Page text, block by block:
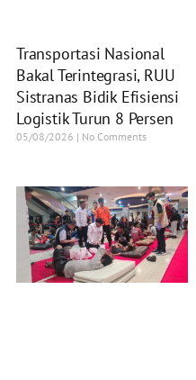
Transportasi Nasional
Bakal Terintegrasi, RUU
Sistranas Bidik Efisiensi
Logistik Turun 8 Persen
05/08/2026 No Comments